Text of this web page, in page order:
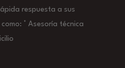
respuesta a sus
° Asesoría técnica